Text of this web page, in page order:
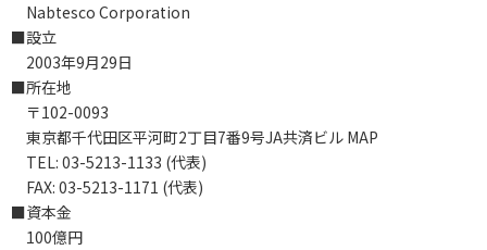
Nabtesco Corporation
■設立
2003年9月29日
■所在地
〒102-0093
東京都千代田区平河町2丁目7番9号JA共済ビル MAP
TEL: 03-5213-1133 (代表)
FAX: 03-5213-1171 (代表)
■資本金
100億円